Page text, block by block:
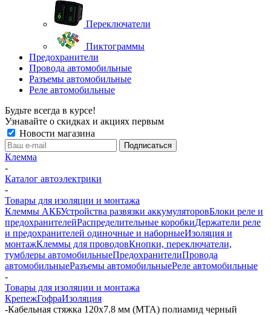
Переключатели
Пиктограммы
Предохранители
Провода автомобильные
Разъемы автомобильные
Реле автомобильные
Будьте всегда в курсе!
Узнавайте о скидках и акциях первым
Новости магазина
Клемма
-
Каталог автоэлектрики
-
Товары для изоляции и монтажа
Клеммы АКБУстройства развязки аккумуляторовБлоки реле и
предохранителейРаспределительные коробкиДержатели реле
и предохранителей одиночные и наборныеИзоляция и
монтажКлеммы для проводовКнопки, переключатели,
тумблеры автомобильныеПредохранителиПровода
автомобильныеРазъемы автомобильныеРеле автомобильные
-
Товары для изоляции и монтажа
КрепежГофраИзоляция
-Кабельная стяжка 120х7.8 мм (MTA) полиамид черный